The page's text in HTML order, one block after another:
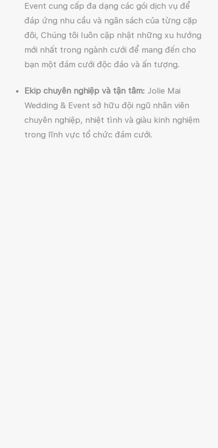
Event cung cấp đa dạng các gói dịch vụ để
đáp ứng nhu cầu và ngân sách của từng cặp
đôi, Chúng tôi luôn cập nhật những xu hướng
mới nhất trong ngành cưới để mang đến cho
bạn một đám cưới độc đáo và ấn tượng.
Ekip chuyên nghiệp và tận tâm: Jolie Mai
Wedding & Event sở hữu đội ngũ nhân viên
chuyên nghiệp, nhiệt tình và giàu kinh nghiệm
trong lĩnh vực tổ chức đám cưới.